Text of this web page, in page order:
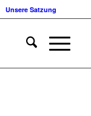
Unsere Satzung